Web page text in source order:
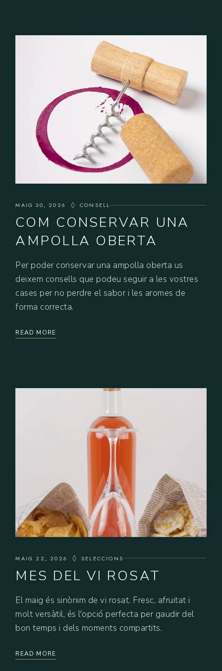
MAIG 30, 2026 CONSELL
COM CONSERVAR UNA
AMPOLLA OBERTA
Per poder conservar una ampolla oberta us
deixem consells que podeu seguir a les vostres
cases per no perdre el sabor i les aromes de
forma correcta.
READ MORE
MAIG 22, 2026 SELECCIONS
MES DEL VI ROSAT
El maig és sinònim de vi rosat. Fresc, afruitat i
molt versàtil, és l'opció perfecta per gaudir del
bon temps i dels moments compartits.
READ MORE